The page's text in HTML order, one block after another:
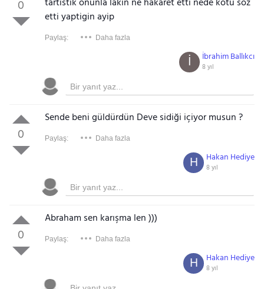
0
etti yaptigin ayip
Paylaş: Daha fazla
İbrahim Ballıkcı
8 yıl
İ
0
Sende beni güldürdün Deve sidiği içiyor musun ?
Paylaş: Daha fazla
Hakan Hediye
8 yıl
H
0
Abraham sen karışma len )))
Paylaş: Daha fazla
Hakan Hediye
8 yıl
H